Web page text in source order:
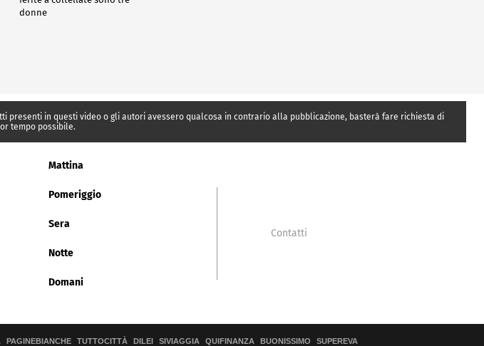
donne
presenti in questi video o gli autori avessero qualcosa in contrario alla pubblicazione, basterà fare richiesta di
tempo possibile.
Mattina
Pomeriggio
Sera
Notte
Domani
Contatti
PAGINEBIANCHE TUTTOCITTÀ DILEI SIVIAGGIA QUIFINANZA BUONISSIMO SUPEREVA